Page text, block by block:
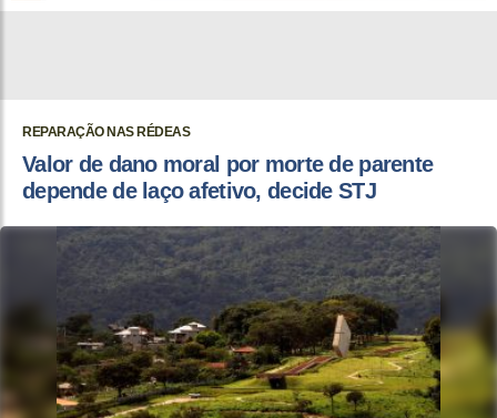
REPARAÇÃO NAS RÉDEAS
Valor de dano moral por morte de parente
depende de laço afetivo, decide STJ